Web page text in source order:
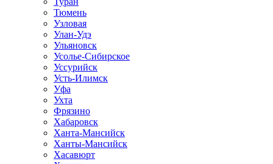
Тюмень
Узловая
Улан-Удэ
Ульяновск
Усолье-Сибирское
Уссурийск
Усть-Илимск
Уфа
Ухта
Фрязино
Хабаровск
Ханта-Мансийск
Ханты-Мансийск
Хасавюрт